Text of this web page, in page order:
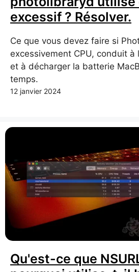
excessif ? Résolver.
Ce que vous devez faire si
excessivement CPU, conduit
et à décharger la batterie
temps.
12 janvier 2024
Qu'est-ce que